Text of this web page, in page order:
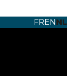
FRENNL